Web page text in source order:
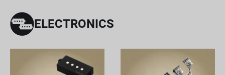
ELECTRONICS